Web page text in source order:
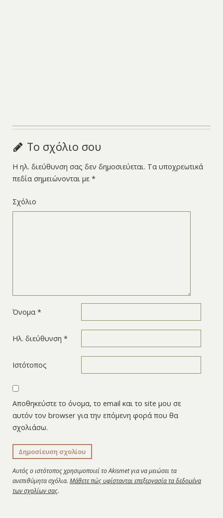
Το σχόλιο σου
Η ηλ. διεύθυνση σας δεν δημοσιεύεται. Τα υποχρεωτικά
πεδία σημειώνονται με *
Σχόλιο
Όνομα *
Ηλ. διεύθυνση *
Ιστότοπος
Αποθηκεύστε το όνομα, το email και το site μου σε
αυτόν τον browser για την επόμενη φορά που θα
σχολιάσω.
Αυτός ο ιστότοπος χρησιμοποιεί το Akismet για να μειώσει τα
ανεπιθύμητα σχόλια. Μάθετε πώς υφίστανται επεξεργασία τα δεδομένα
των σχολίων σας.